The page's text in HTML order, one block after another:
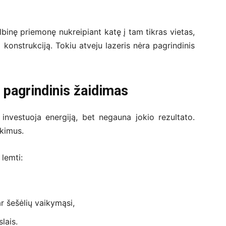
priemonę nukreipiant katę į tam tikras vietas,
Tokiu atveju lazeris nėra pagrindinis
žaidimas
energiją, bet negauna jokio rezultato.
lemti:
šešėlių vaikymąsi,